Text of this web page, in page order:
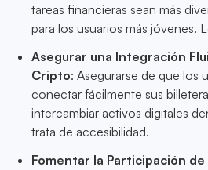
tareas financieras sean más
para los usuarios más jóvenes.
Asegurar una Integración
Cripto: Asegurarse de que los
conectar fácilmente sus
intercambiar activos digitales
trata de accesibilidad.
Fomentar la Participación de